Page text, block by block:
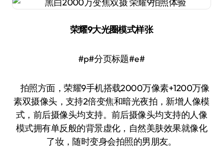
荣耀9大光圈模式样张
#p#分页标题#e#
拍照方面，荣耀9手机搭载2000万像素+1200万像
素双摄像头，支持2倍变焦和暗光夜拍，新增人像模
式，前后摄像头均支持。前后摄像头均支持的人像
模式拥有单反般的背景虚化，自然美肤效果就像化
了妆，随时变身会拍照的男朋友。